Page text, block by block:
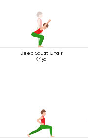
Deep Squat Chair
Kriya